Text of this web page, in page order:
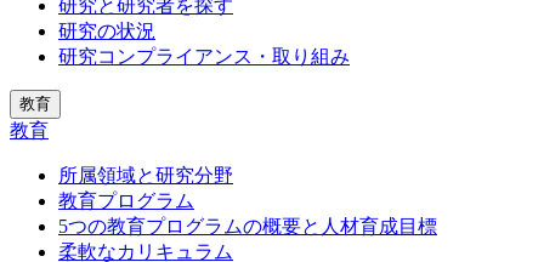
研究と研究者を探す
研究の状況
研究コンプライアンス・取り組み
教育
教育
所属領域と研究分野
教育プログラム
5つの教育プログラムの概要と人材育成目標
柔軟なカリキュラム